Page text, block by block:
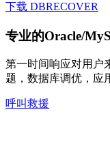
下载 DBRECOVER
专业的Oracle/
第一时间响应对用户
题，数据库调优，应
呼叫救援